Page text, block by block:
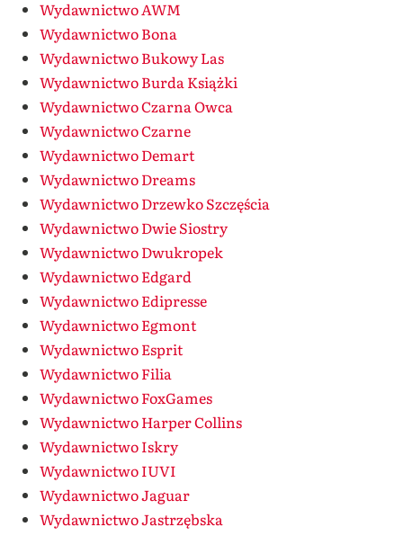
Wydawnictwo AWM
Wydawnictwo Bona
Wydawnictwo Bukowy Las
Wydawnictwo Burda Książki
Wydawnictwo Czarna Owca
Wydawnictwo Czarne
Wydawnictwo Demart
Wydawnictwo Dreams
Wydawnictwo Drzewko Szczęścia
Wydawnictwo Dwie Siostry
Wydawnictwo Dwukropek
Wydawnictwo Edgard
Wydawnictwo Edipresse
Wydawnictwo Egmont
Wydawnictwo Esprit
Wydawnictwo Filia
Wydawnictwo FoxGames
Wydawnictwo Harper Collins
Wydawnictwo Iskry
Wydawnictwo IUVI
Wydawnictwo Jaguar
Wydawnictwo Jastrzębska